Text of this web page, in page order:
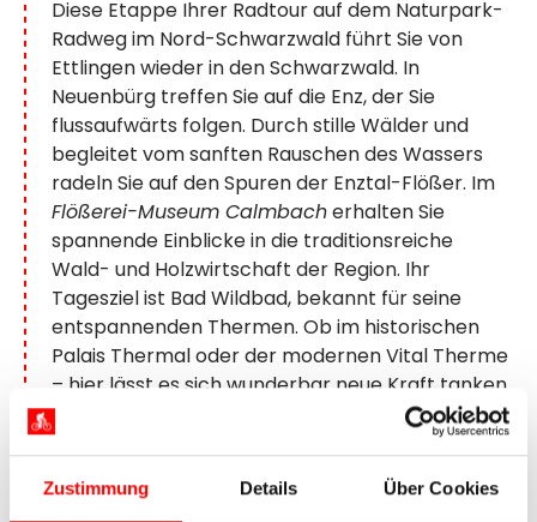
Zustimmung Details Über Cookies
Diese Etappe Ihrer Radtour auf dem Naturpark-
Radweg im Nord-Schwarzwald führt Sie von
Ettlingen wieder in den Schwarzwald. In
Neuenbürg treffen Sie auf die Enz, der Sie
flussaufwärts folgen. Durch stille Wälder und
begleitet vom sanften Rauschen des Wassers
radeln Sie auf den Spuren der Enztal-Flößer. Im
Flößerei-Museum Calmbacherhalten Sie
spannende Einblicke in die traditionsreiche
Wald- und Holzwirtschaft der Region. Ihr
Tagesziel ist Bad Wildbad, bekannt für seine
entspannenden Thermen. Ob im historischen
Palais Thermal oder der modernen Vital Therme
– hier lässt es sich wunderbar neue Kraft tanken.
7. Tag:Bad Wildbad –
Freudenstadt, ca. 50 km +